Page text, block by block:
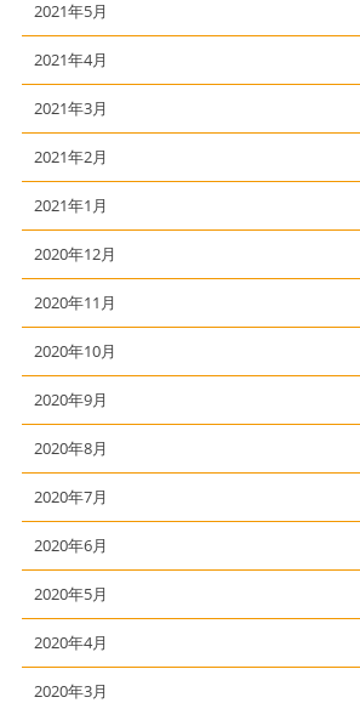
2021年5月
2021年4月
2021年3月
2021年2月
2021年1月
2020年12月
2020年11月
2020年10月
2020年9月
2020年8月
2020年7月
2020年6月
2020年5月
2020年4月
2020年3月